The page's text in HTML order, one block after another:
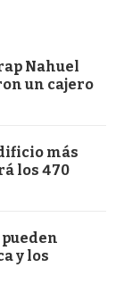
Nahuel
un cajero
más
los 470
y los